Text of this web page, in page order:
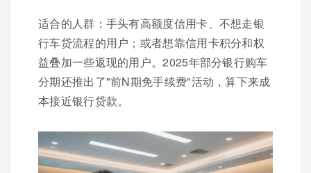
适合的人群：手头有高额度信用卡、不想走银
行车贷流程的用户；或者想靠信用卡积分和权
益叠加一些返现的用户。2025年部分银行购车
分期还推出了"前N期免手续费"活动，算下来成
本接近银行贷款。